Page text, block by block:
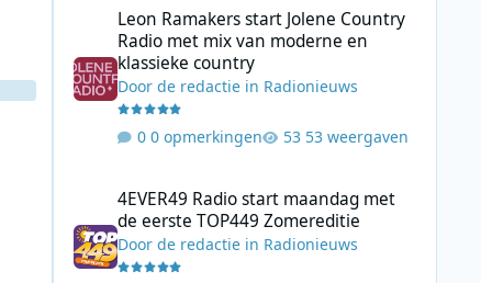
Leon Ramakers start Jolene Country
Radio met mix van moderne en
klassieke country
Door de redactiein Radionieuws
0 opmerkingen 53 weergaven
4EVER49 Radio start maandag met
de eerste TOP449 Zomereditie
Door de redactiein Radionieuws